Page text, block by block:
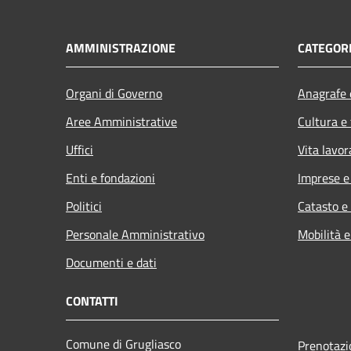
AMMINISTRAZIONE
Organi di Governo
Aree Amministrative
Uffici
Enti e fondazioni
Politici
Personale Amministrativo
Documenti e dati
Cultura
Vita
Imprese
Catasto
Mobilità
CONTATTI
Comune di Grugliasco